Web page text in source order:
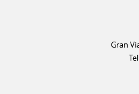
Gran